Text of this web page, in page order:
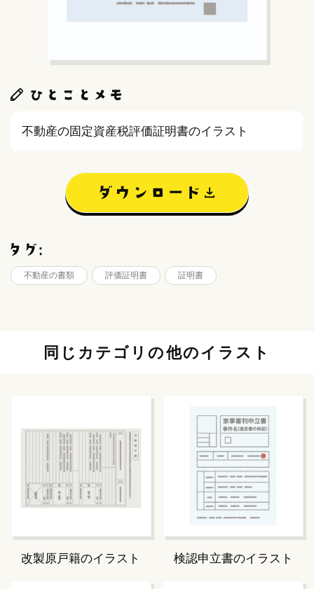
不動産の固定資産税評価証明書のイラスト
不動産の書類 評価証明書 証明書
同じカテゴリの他のイラスト
改製原戸籍のイラスト 検認申立書のイラスト